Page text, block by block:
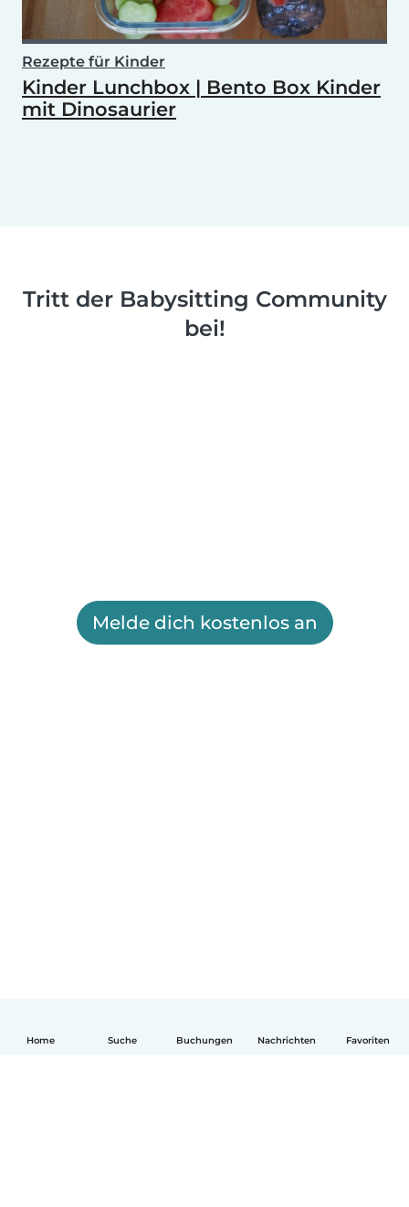
Home Suche Buchungen Nachrichten Favoriten
Rezepte für Kinder
Kinder Lunchbox | Bento Box Kinder
mit Dinosaurier
Tritt der Babysitting Community
bei!
Melde dich kostenlos an